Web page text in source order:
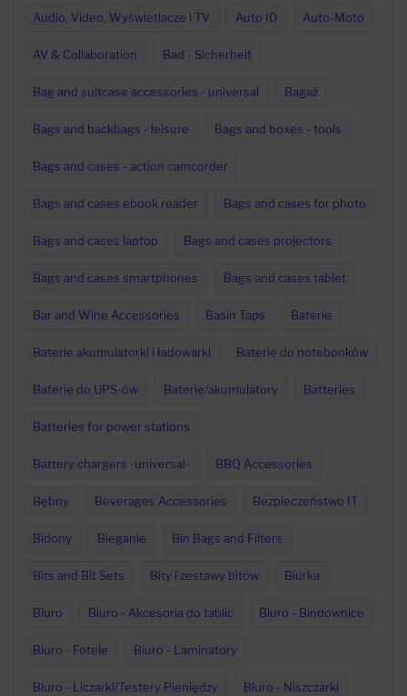
Audio, Video, Wyświetlacze i TV Auto ID Auto-Moto
AV & Collaboration Bad - Sicherheit
Bag and suitcase accessories - universal Bagaż
Bags and backbags - leisure Bags and boxes - tools
Bags and cases - action camcorder
Bags and cases ebook reader Bags and cases for photo
Bags and cases laptop Bags and cases projectors
Bags and cases smartphones Bags and cases tablet
Bar and Wine Accessories Basin Taps Baterie
Baterie akumulatorki i ładowarki Baterie do notebooków
Baterie do UPS-ów Baterie/akumulatory Batteries
Batteries for power stations
Battery chargers -universal- BBQ Accessories
Bębny Beverages Accessories Bezpieczeństwo IT
Bidony Bieganie Bin Bags and Filters
Bits and Bit Sets Bity i zestawy bitów Biurka
Biuro Biuro - Akcesoria do tablic Biuro - Bindownice
Biuro - Fotele Biuro - Laminatory
Biuro - Liczarki/Testery Pieniędzy Biuro - Niszczarki